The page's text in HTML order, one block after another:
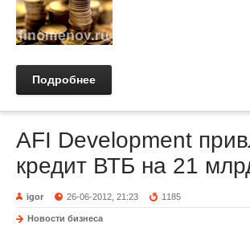
Подробнее
AFI Development
кредит ВТБ на 21
igor 26-06-2012, 21:23 1185
Новости бизнеса